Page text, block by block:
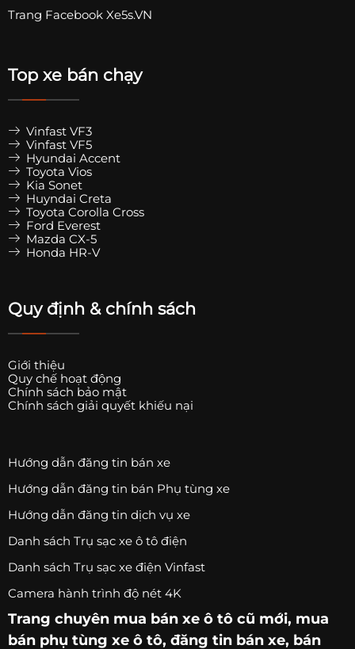
Trang Facebook Xe5s.VN
Top xe bán chạy
Vinfast VF3
Vinfast VF5
Hyundai Accent
Toyota Vios
Kia Sonet
Huyndai Creta
Toyota Corolla Cross
Ford Everest
Mazda CX-5
Honda HR-V
Quy định & chính sách
Giới thiệu
Quy chế hoạt động
Chính sách bảo mật
Chính sách giải quyết khiếu nại
Hướng dẫn đăng tin bán xe
Hướng dẫn đăng tin bán Phụ tùng xe
Hướng dẫn đăng tin dịch vụ xe
Danh sách Trụ sạc xe ô tô điện
Danh sách Trụ sạc xe điện Vinfast
Camera hành trình độ nét 4K
Trang chuyên mua bán xe ô tô cũ mới, mua
bán phụ tùng xe ô tô, đăng tin bán xe, bán